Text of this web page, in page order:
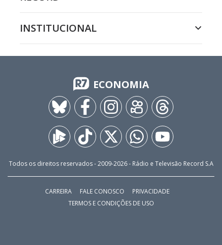
INSTITUCIONAL
ECONOMIA
Todos os direitos reservados - 2009-2026- Rádio e Televisão Record S.A
CARREIRA FALE CONOSCO
PRIVACIDADE
TERMOS E CONDIÇÕES DE USO